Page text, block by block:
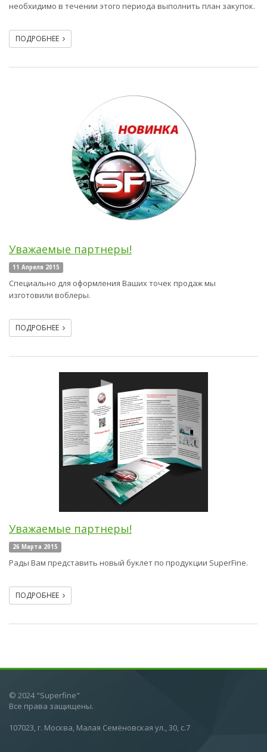
необхидимо в течении этого периода выполнить план закупок.
ПОДРОБНЕЕ
Уважаемые партнеры!
11 Апреля 2015
Специально для оформления Ваших точек продаж мы
изготовили воблеры.
ПОДРОБНЕЕ
Уважаемые партнеры!
26 Марта 2015
Рады Вам представить новый буклет по продукции SuperFine.
ПОДРОБНЕЕ
© 2024 "Superfine"
Все права защищены.
107023, г. Москва, Малая Семёновская ул., 30, с.7